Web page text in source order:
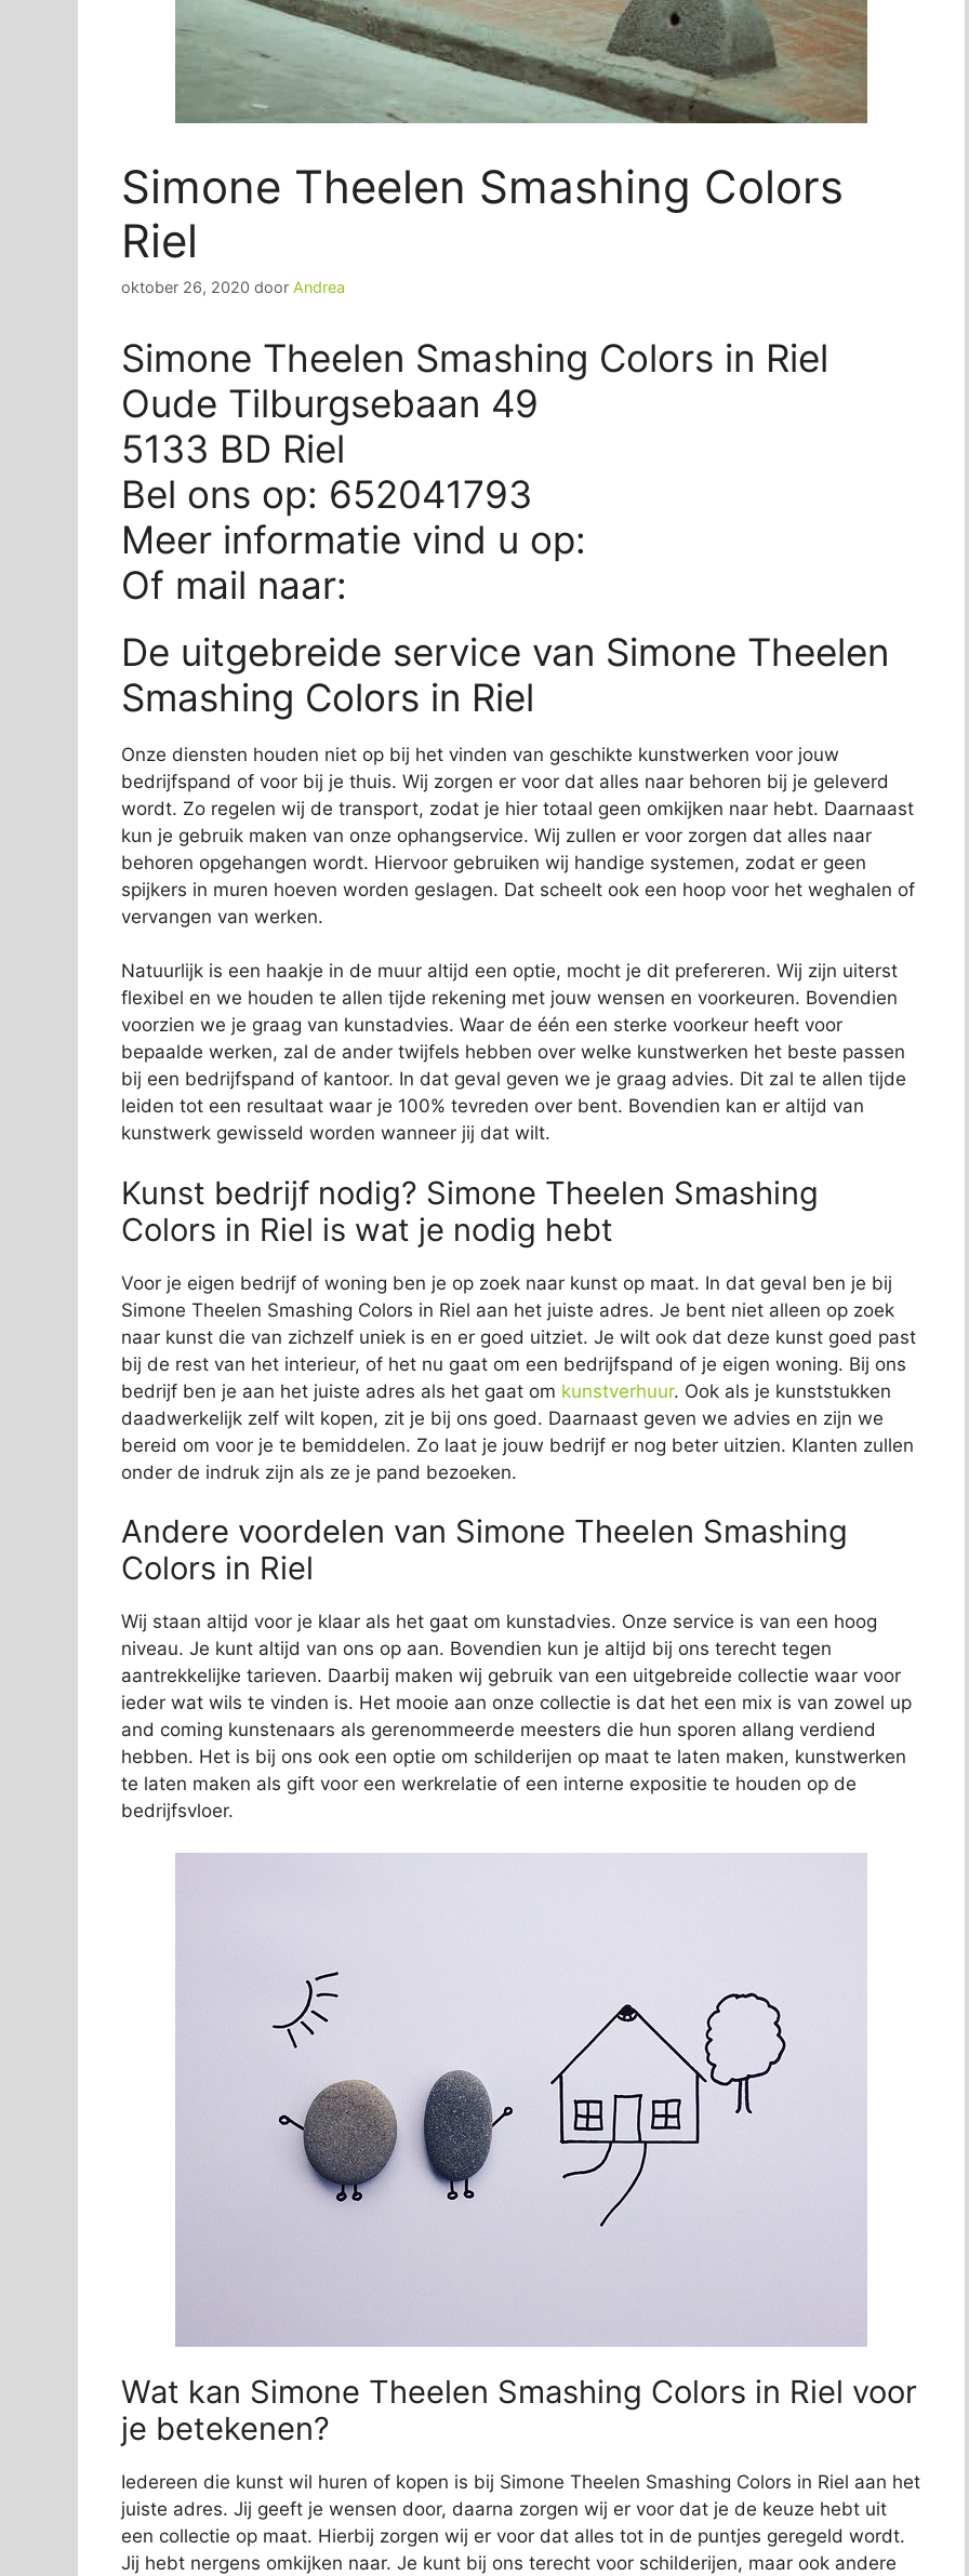
Simone Theelen Smashing Colors
Riel
oktober 26, 2020 door Andrea
Simone Theelen Smashing Colors in Riel
Oude Tilburgsebaan 49
5133 BD Riel
Bel ons op: 652041793
Meer informatie vind u op:
Of mail naar:
De uitgebreide service van Simone Theelen
Smashing Colors in Riel
Onze diensten houden niet op bij het vinden van geschikte kunstwerken voor jouw
bedrijfspand of voor bij je thuis. Wij zorgen er voor dat alles naar behoren bij je geleverd
wordt. Zo regelen wij de transport, zodat je hier totaal geen omkijken naar hebt. Daarnaast
kun je gebruik maken van onze ophangservice. Wij zullen er voor zorgen dat alles naar
behoren opgehangen wordt. Hiervoor gebruiken wij handige systemen, zodat er geen
spijkers in muren hoeven worden geslagen. Dat scheelt ook een hoop voor het weghalen of
vervangen van werken.
Natuurlijk is een haakje in de muur altijd een optie, mocht je dit prefereren. Wij zijn uiterst
flexibel en we houden te allen tijde rekening met jouw wensen en voorkeuren. Bovendien
voorzien we je graag van kunstadvies. Waar de één een sterke voorkeur heeft voor
bepaalde werken, zal de ander twijfels hebben over welke kunstwerken het beste passen
bij een bedrijfspand of kantoor. In dat geval geven we je graag advies. Dit zal te allen tijde
leiden tot een resultaat waar je 100% tevreden over bent. Bovendien kan er altijd van
kunstwerk gewisseld worden wanneer jij dat wilt.
Kunst bedrijf nodig? Simone Theelen Smashing
Colors in Riel is wat je nodig hebt
Voor je eigen bedrijf of woning ben je op zoek naar kunst op maat. In dat geval ben je bij
Simone Theelen Smashing Colors in Riel aan het juiste adres. Je bent niet alleen op zoek
naar kunst die van zichzelf uniek is en er goed uitziet. Je wilt ook dat deze kunst goed past
bij de rest van het interieur, of het nu gaat om een bedrijfspand of je eigen woning. Bij ons
bedrijf ben je aan het juiste adres als het gaat om kunstverhuur. Ook als je kunststukken
daadwerkelijk zelf wilt kopen, zit je bij ons goed. Daarnaast geven we advies en zijn we
bereid om voor je te bemiddelen. Zo laat je jouw bedrijf er nog beter uitzien. Klanten zullen
onder de indruk zijn als ze je pand bezoeken.
Andere voordelen van Simone Theelen Smashing
Colors in Riel
Wij staan altijd voor je klaar als het gaat om kunstadvies. Onze service is van een hoog
niveau. Je kunt altijd van ons op aan. Bovendien kun je altijd bij ons terecht tegen
aantrekkelijke tarieven. Daarbij maken wij gebruik van een uitgebreide collectie waar voor
ieder wat wils te vinden is. Het mooie aan onze collectie is dat het een mix is van zowel up
and coming kunstenaars als gerenommeerde meesters die hun sporen allang verdiend
hebben. Het is bij ons ook een optie om schilderijen op maat te laten maken, kunstwerken
te laten maken als gift voor een werkrelatie of een interne expositie te houden op de
bedrijfsvloer.
Wat kan Simone Theelen Smashing Colors in Riel voor
je betekenen?
Iedereen die kunst wil huren of kopen is bij Simone Theelen Smashing Colors in Riel aan het
juiste adres. Jij geeft je wensen door, daarna zorgen wij er voor dat je de keuze hebt uit
een collectie op maat. Hierbij zorgen wij er voor dat alles tot in de puntjes geregeld wordt.
Jij hebt nergens omkijken naar. Je kunt bij ons terecht voor schilderijen, maar ook andere